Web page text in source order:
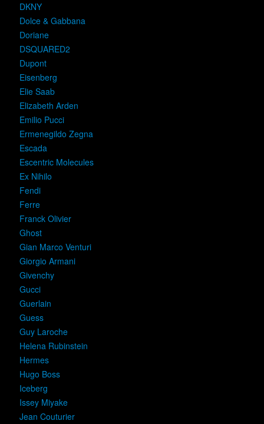
DKNY
Dolce & Gabbana
Doriane
DSQUARED2
Dupont
Eisenberg
Elie Saab
Elizabeth Arden
Emilio Pucci
Ermenegildo Zegna
Escada
Escentric Molecules
Ex Nihilo
Fendi
Ferre
Franck Olivier
Ghost
Gian Marco Venturi
Giorgio Armani
Givenchy
Gucci
Guerlain
Guess
Guy Laroche
Helena Rubinstein
Hermes
Hugo Boss
Iceberg
Issey Miyake
Jean Couturier